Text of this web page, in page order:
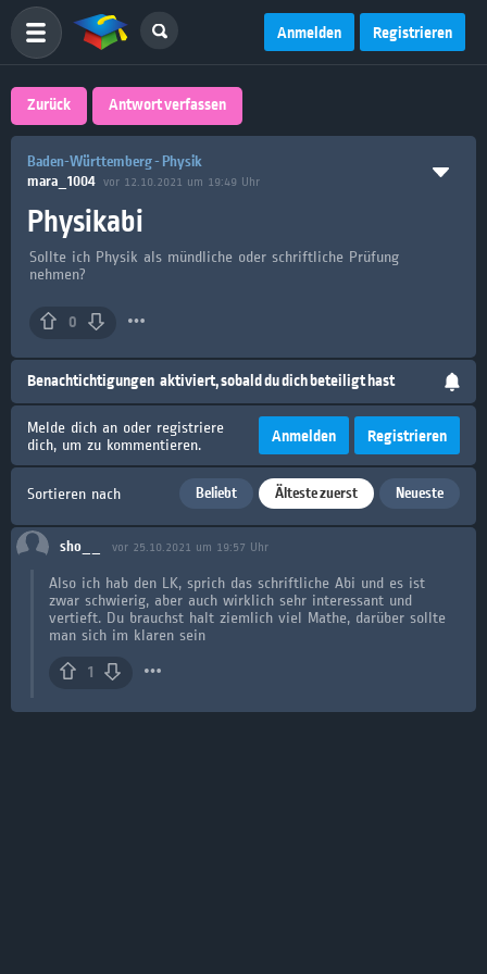
Anmelden Registrieren
Zurück Antwort verfassen
Baden-Württemberg - Physik
mara_1004 vor 12.10.2021 um 19:49 Uhr
Physikabi
Sollte ich Physik als mündliche oder schriftliche Prüfung
nehmen?
0
Benachtichtigungen aktiviert, sobald du dich beteiligt hast
Melde dich an oder registriere
dich, um zu kommentieren.
Anmelden Registrieren
Sortieren nach Beliebt Älteste zuerst Neueste
sho__ vor 25.10.2021 um 19:57 Uhr
Also ich hab den LK, sprich das schriftliche Abi und es ist
zwar schwierig, aber auch wirklich sehr interessant und
vertieft. Du brauchst halt ziemlich viel Mathe, darüber sollte
man sich im klaren sein
1